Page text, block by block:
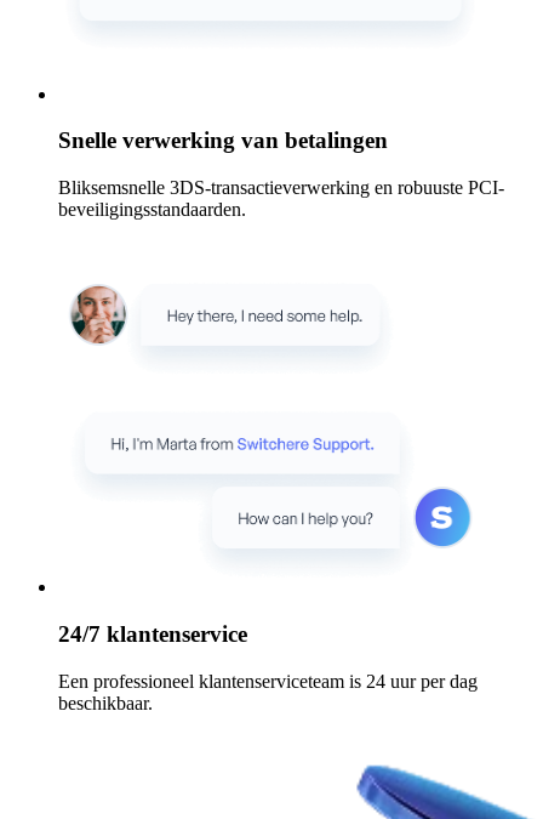
Snelle verwerking van betalingen
Bliksemsnelle 3DS-transactieverwerking en robuuste PCI-
beveiligingsstandaarden.
24/7 klantenservice
Een professioneel klantenserviceteam is 24 uur per dag
beschikbaar.